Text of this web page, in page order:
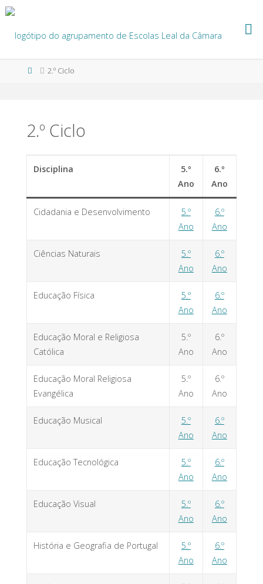
Skip
content
Home2.º Ciclo
2.º Ciclo
Disciplina
5.º
Ano
6.º
Ano
Cidadania e Desenvolvimento
5.º
Ano
6.º
Ano
Ciências Naturais
5.º
Ano
6.º
Ano
Educação Física
5.º
Ano
6.º
Ano
Educação Moral e Religiosa
Católica
5.º
Ano
6.º
Ano
Educação Moral Religiosa
Evangélica
5.º
Ano
6.º
Ano
Educação Musical
5.º
Ano
6.º
Ano
Educação Tecnológica
5.º
Ano
6.º
Ano
Educação Visual
5.º
Ano
6.º
Ano
História e Geografia de Portugal
5.º
Ano
6.º
Ano